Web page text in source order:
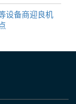
设备商迎良机